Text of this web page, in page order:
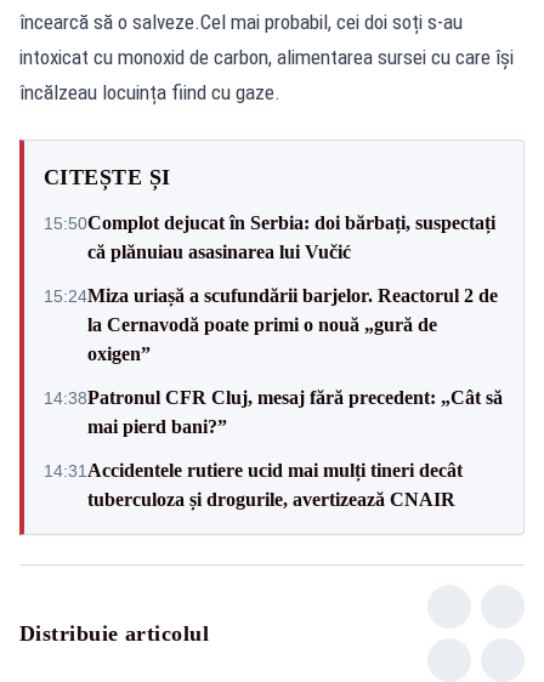
încearcă să o salveze.Cel mai probabil, cei doi soți s-au
intoxicat cu monoxid de carbon, alimentarea sursei cu care își
încălzeau locuința fiind cu gaze.
CITEȘTE ȘI
15:50Complot dejucat în Serbia: doi bărbați, suspectați
că plănuiau asasinarea lui Vučić
15:24Miza uriașă a scufundării barjelor. Reactorul 2 de
la Cernavodă poate primi o nouă „gură de
oxigen”
14:38Patronul CFR Cluj, mesaj fără precedent: „Cât să
mai pierd bani?”
14:31 Accidentele rutiere ucid mai mulți tineri decât
tuberculoza și drogurile, avertizează CNAIR
Distribuie articolul